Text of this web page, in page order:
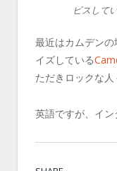
ビスして
最近はカムデン
イズしている
ただきロックな
英語ですが、イ